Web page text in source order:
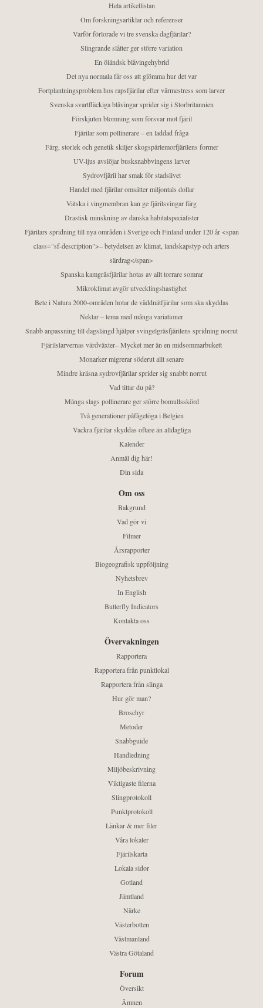
Hela artikellistan
Om forskningsartiklar och referenser
Varför förlorade vi tre svenska dagfjärilar?
Slingrande slåtter ger större variation
En öländsk blåvingehybrid
Det nya normala får oss att glömma hur det var
Fortplantningsproblem hos rapsfjärilar efter värmestress som larver
Svenska svartfläckiga blåvingar sprider sig i Storbritannien
Förskjuten blomning som försvar mot fjäril
Fjärilar som pollinerare – en laddad fråga
Färg, storlek och genetik skiljer skogspärlemorfjärilens former
UV-ljus avslöjar busksnabbvingens larver
Sydrovfjäril har smak för stadslivet
Handel med fjärilar omsätter miljontals dollar
Vätska i vingmembran kan ge fjärilsvingar färg
Drastisk minskning av danska habitatspecialister
Fjärilars spridning till nya områden i Sverige och Finland under 120 år <span
class="sf-description">– betydelsen av klimat, landskapstyp och arters
särdrag</span>
Spanska kamgräsfjärilar hotas av allt torrare somrar
Mikroklimat avgör utvecklingshastighet
Bete i Natura 2000-områden hotar de väddnätfjärilar som ska skyddas
Nektar – tema med många variationer
Snabb anpassning till dagslängd hjälper svingelgräsfjärilens spridning norrut
Fjärilslarvernas värdväxter– Mycket mer än en midsommarbukett
Monarker migrerar söderut allt senare
Mindre kräsna sydrovfjärilar sprider sig snabbt norrut
Vad tittar du på?
Många slags pollinerare ger större bomullsskörd
Två generationer påfågelöga i Belgien
Vackra fjärilar skyddas oftare än alldagliga
Kalender
Anmäl dig här!
Din sida
Om oss
Bakgrund
Vad gör vi
Filmer
Årsrapporter
Biogeografisk uppföljning
Nyhetsbrev
In English
Butterfly Indicators
Kontakta oss
Övervakningen
Rapportera
Rapportera från punktlokal
Rapportera från slinga
Hur gör man?
Broschyr
Metoder
Snabbguide
Handledning
Miljöbeskrivning
Viktigaste filerna
Slingprotokoll
Punktprotokoll
Länkar & mer filer
Våra lokaler
Fjärilskarta
Lokala sidor
Gotland
Jämtland
Närke
Västerbotten
Västmanland
Västra Götaland
Forum
Översikt
Ämnen